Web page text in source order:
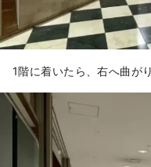
1階に着いたら、右へ曲が